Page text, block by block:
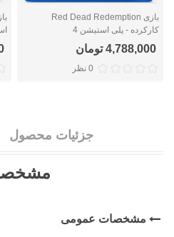
بازی Red Dead Redemption
کارکرده - پلی استیشن 4
4,788,000 تومان
0 نظر
جزئیات محصول
مشخصات عمومی